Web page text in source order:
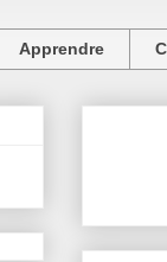
Apprendre